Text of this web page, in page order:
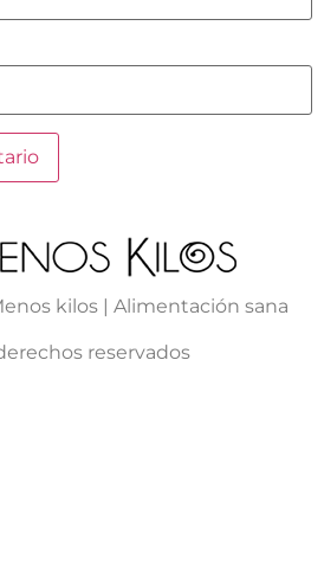
kilos | Alimentación sana
reservados